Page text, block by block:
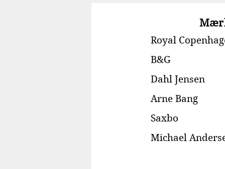
Royal
B&G
Dahl Jensen
Arne Bang
Saxbo
Michael